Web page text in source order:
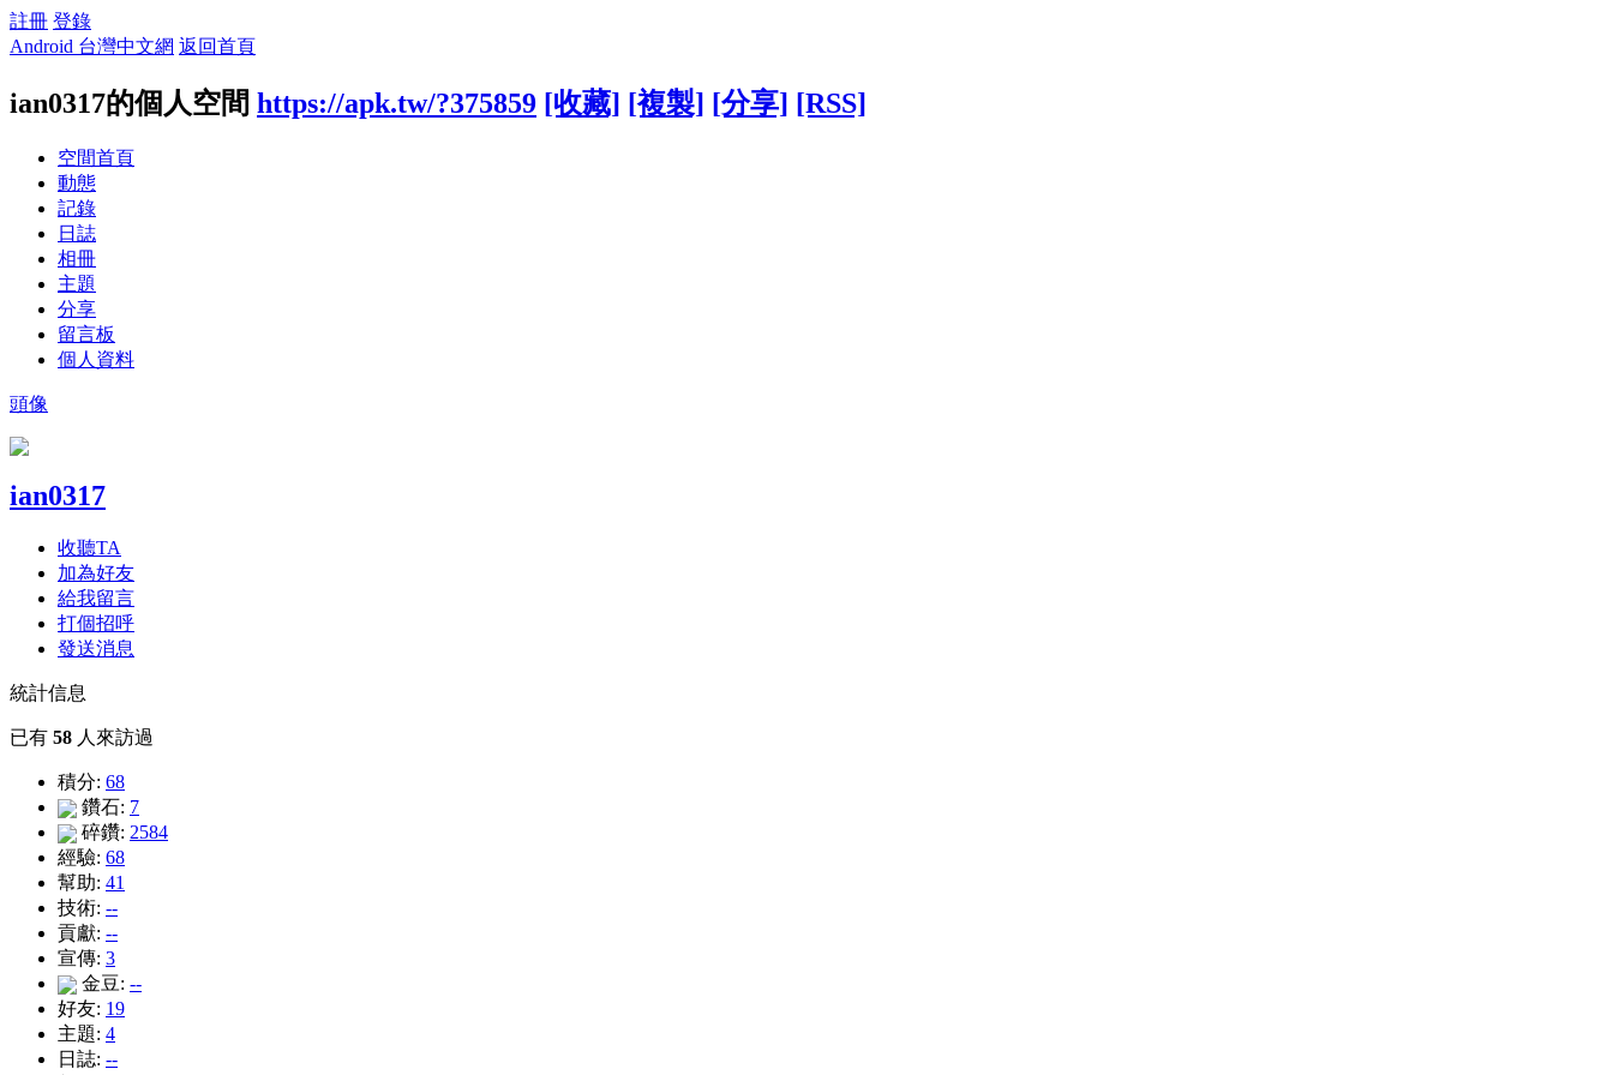
註冊 登錄
Android 台灣中文網 返回首頁
ian0317的個人空間 https://apk.tw/?375859 [收藏] [複製] [分享] [RSS]
空間首頁
動態
記錄
日誌
相冊
主題
分享
留言板
個人資料
頭像
ian0317
收聽TA
加為好友
給我留言
打個招呼
發送消息
統計信息
已有 58 人來訪過
積分: 68
鑽石: 7
碎鑽: 2584
經驗: 68
幫助: 41
技術: --
貢獻: --
宣傳: 3
金豆: --
好友: 19
主題: 4
日誌: --